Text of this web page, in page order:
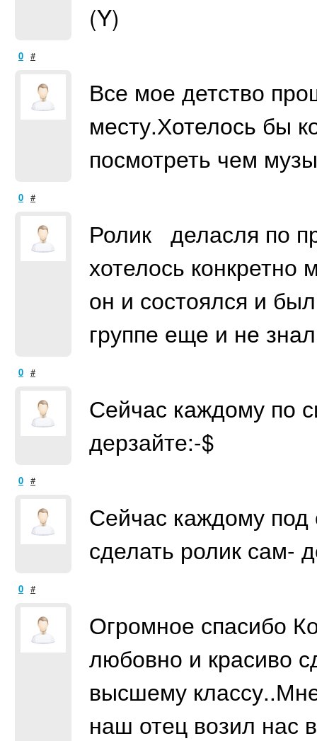
(Y)
0 #
Все мое детство
месту.Хотелось бы
посмотреть чем
0 #
Ролик деласля по
хотелось конкретно
он и состоялся и
группе еще и не
0 #
Сейчас каждому по
дерзайте:-$
0 #
Сейчас каждому
сделать ролик сам-
0 #
Огромное спасибо
любовно и красиво
высшему
наш отец возил нас